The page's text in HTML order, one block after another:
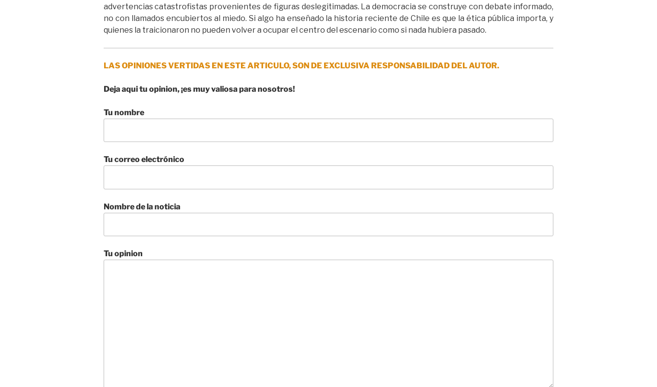
advertencias catastrofistas provenientes de figuras deslegitimadas. La democracia se construye con debate informado,
no con llamados encubiertos al miedo. Si algo ha enseñado la historia reciente de Chile es que la ética pública importa, y
quienes la traicionaron no pueden volver a ocupar el centro del escenario como si nada hubiera pasado.
LAS OPINIONES VERTIDAS EN ESTE ARTICULO, SON DE EXCLUSIVA RESPONSABILIDAD DEL AUTOR.
Deja aqui tu opinion, ¡es muy valiosa para nosotros!
Tu nombre
Tu correo electrónico
Nombre de la noticia
Tu opinion